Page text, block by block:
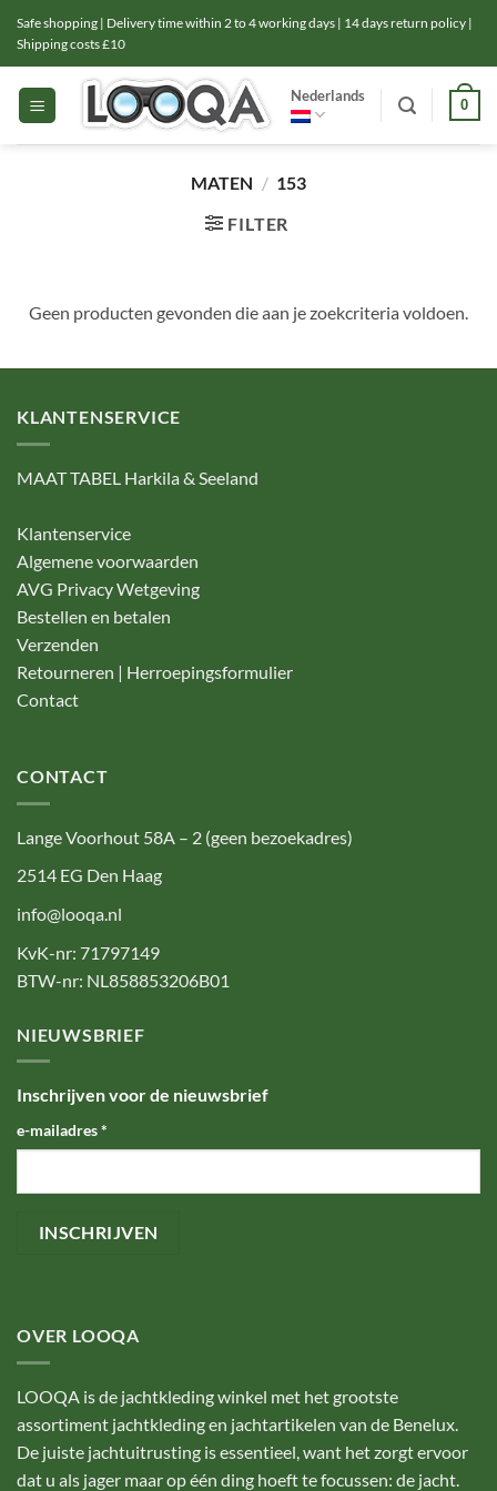
naar
inhoud
Safe shopping | Delivery time within 2 to 4 working days | 14 days return policy |
Shipping costs £10
Nederlands
0
MATEN / 153
FILTER
Geen producten gevonden die aan je zoekcriteria voldoen.
KLANTENSERVICE
MAAT TABEL Harkila & Seeland
Klantenservice
Algemene voorwaarden
AVG Privacy Wetgeving
Bestellen en betalen
Verzenden
Retourneren | Herroepingsformulier
Contact
CONTACT
Lange Voorhout 58A – 2 (geen bezoekadres)
2514 EG Den Haag
info@looqa.nl
KvK-nr: 71797149
BTW-nr: NL858853206B01
NIEUWSBRIEF
Inschrijven voor de nieuwsbrief
e-mailadres*
OVER LOOQA
LOOQA is de jachtkleding winkel met het grootste
assortiment jachtkleding en jachtartikelen van de Benelux.
De juiste jachtuitrusting is essentieel, want het zorgt ervoor
dat u als jager maar op één ding hoeft te focussen: de jacht.